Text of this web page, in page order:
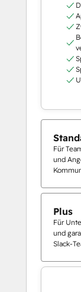
Für
und
Plus
Für
und
Slack-